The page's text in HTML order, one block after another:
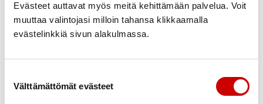
Evästeet auttavat myös meitä kehittämään palvelua. Voit
muuttaa valintojasi milloin tahansa klikkaamalla
evästelinkkiä sivun alakulmassa.
Välttämättömät evästeet